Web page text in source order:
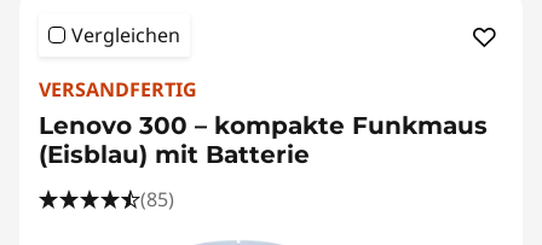
Vergleichen
VERSANDFERTIG
Lenovo 300 – kompakte Funkmaus
(Eisblau) mit Batterie
(85)